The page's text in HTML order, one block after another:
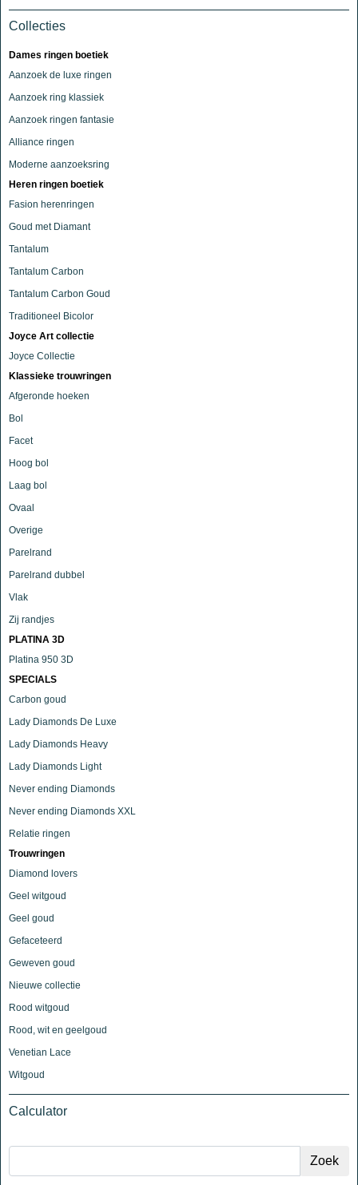
Collecties
Dames ringen boetiek
Aanzoek de luxe ringen
Aanzoek ring klassiek
Aanzoek ringen fantasie
Alliance ringen
Moderne aanzoeksring
Heren ringen boetiek
Fasion herenringen
Goud met Diamant
Tantalum
Tantalum Carbon
Tantalum Carbon Goud
Traditioneel Bicolor
Joyce Art collectie
Joyce Collectie
Klassieke trouwringen
Afgeronde hoeken
Bol
Facet
Hoog bol
Laag bol
Ovaal
Overige
Parelrand
Parelrand dubbel
Vlak
Zij randjes
PLATINA 3D
Platina 950 3D
SPECIALS
Carbon goud
Lady Diamonds De Luxe
Lady Diamonds Heavy
Lady Diamonds Light
Never ending Diamonds
Never ending Diamonds XXL
Relatie ringen
Trouwringen
Diamond lovers
Geel witgoud
Geel goud
Gefaceteerd
Geweven goud
Nieuwe collectie
Rood witgoud
Rood, wit en geelgoud
Venetian Lace
Witgoud
Calculator